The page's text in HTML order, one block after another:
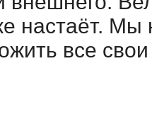
настаёт.
все